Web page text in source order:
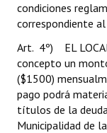
condiciones
correspondiente
Art. 4º) EL
concepto un
($1500)
pago podrá
títulos de la
Municipalidad de